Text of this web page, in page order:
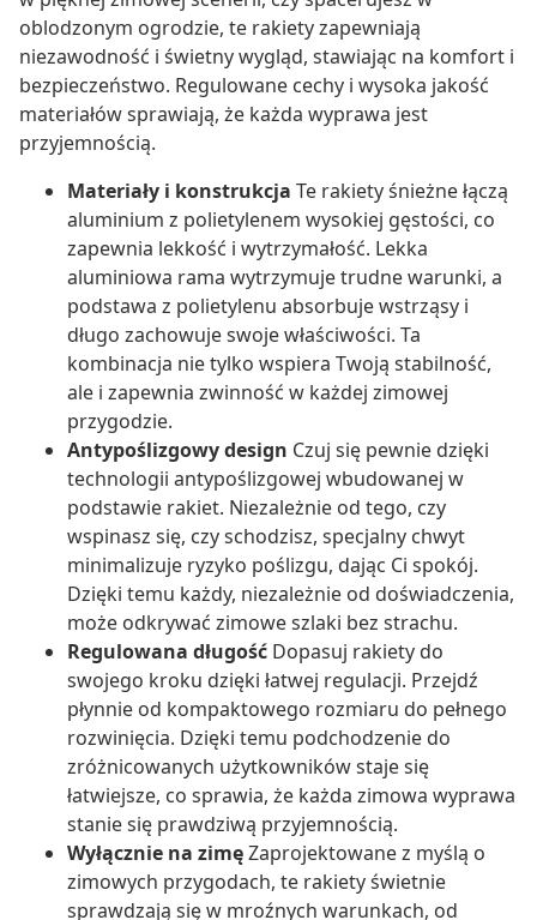
oblodzonym ogrodzie, te rakiety zapewniają
niezawodność i świetny wygląd, stawiając na komfort i
bezpieczeństwo. Regulowane cechy i wysoka jakość
materiałów sprawiają, że każda wyprawa jest
przyjemnością.
Materiały i konstrukcja Te rakiety śnieżne łączą
aluminium z polietylenem wysokiej gęstości, co
zapewnia lekkość i wytrzymałość. Lekka
aluminiowa rama wytrzymuje trudne warunki, a
podstawa z polietylenu absorbuje wstrząsy i
długo zachowuje swoje właściwości. Ta
kombinacja nie tylko wspiera Twoją stabilność,
ale i zapewnia zwinność w każdej zimowej
przygodzie.
Antypoślizgowy design Czuj się pewnie dzięki
technologii antypoślizgowej wbudowanej w
podstawie rakiet. Niezależnie od tego, czy
wspinasz się, czy schodzisz, specjalny chwyt
minimalizuje ryzyko poślizgu, dając Ci spokój.
Dzięki temu każdy, niezależnie od doświadczenia,
może odkrywać zimowe szlaki bez strachu.
Regulowana długość Dopasuj rakiety do
swojego kroku dzięki łatwej regulacji. Przejdź
płynnie od kompaktowego rozmiaru do pełnego
rozwinięcia. Dzięki temu podchodzenie do
zróżnicowanych użytkowników staje się
łatwiejsze, co sprawia, że każda zimowa wyprawa
stanie się prawdziwą przyjemnością.
Wyłącznie na zimęZaprojektowane z myślą o
zimowych przygodach, te rakiety świetnie
sprawdzają się w mroźnych warunkach, od